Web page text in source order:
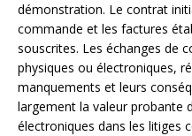
démonstration. Le contrat
commande et les factures
souscrites. Les échanges de
physiques ou électroniques,
manquements et leurs
largement la valeur probante
électroniques dans les litiges